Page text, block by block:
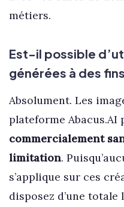
métiers.
Est-il possible
générées à des
Absolument. Les
plateforme Abacus.AI
commercialement
limitation.
s’applique sur ces
disposez d’une